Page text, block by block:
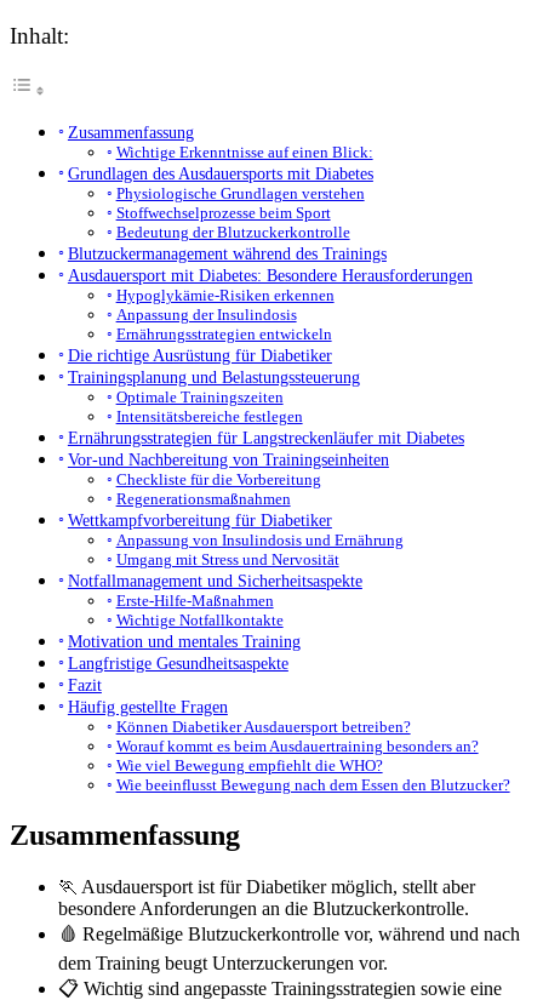
Inhalt:
Zusammenfassung
Wichtige Erkenntnisse auf einen Blick:
Grundlagen des Ausdauersports mit Diabetes
Physiologische Grundlagen verstehen
Stoffwechselprozesse beim Sport
Bedeutung der Blutzuckerkontrolle
Blutzuckermanagement während des Trainings
Ausdauersport mit Diabetes: Besondere Herausforderungen
Hypoglykämie-Risiken erkennen
Anpassung der Insulindosis
Ernährungsstrategien entwickeln
Die richtige Ausrüstung für Diabetiker
Trainingsplanung und Belastungssteuerung
Optimale Trainingszeiten
Intensitätsbereiche festlegen
Ernährungsstrategien für Langstreckenläufer mit Diabetes
Vor-und Nachbereitung von Trainingseinheiten
Checkliste für die Vorbereitung
Regenerationsmaßnahmen
Wettkampfvorbereitung für Diabetiker
Anpassung von Insulindosis und Ernährung
Umgang mit Stress und Nervosität
Notfallmanagement und Sicherheitsaspekte
Erste-Hilfe-Maßnahmen
Wichtige Notfallkontakte
Motivation und mentales Training
Langfristige Gesundheitsaspekte
Fazit
Häufig gestellte Fragen
Können Diabetiker Ausdauersport betreiben?
Worauf kommt es beim Ausdauertraining besonders an?
Wie viel Bewegung empfiehlt die WHO?
Wie beeinflusst Bewegung nach dem Essen den Blutzucker?
Zusammenfassung
🏃 Ausdauersport ist für Diabetiker möglich, stellt aber
besondere Anforderungen an die Blutzuckerkontrolle.
🩸 Regelmäßige Blutzuckerkontrolle vor, während und nach
dem Training beugt Unterzuckerungen vor.
📋 Wichtig sind angepasste Trainingsstrategien sowie eine